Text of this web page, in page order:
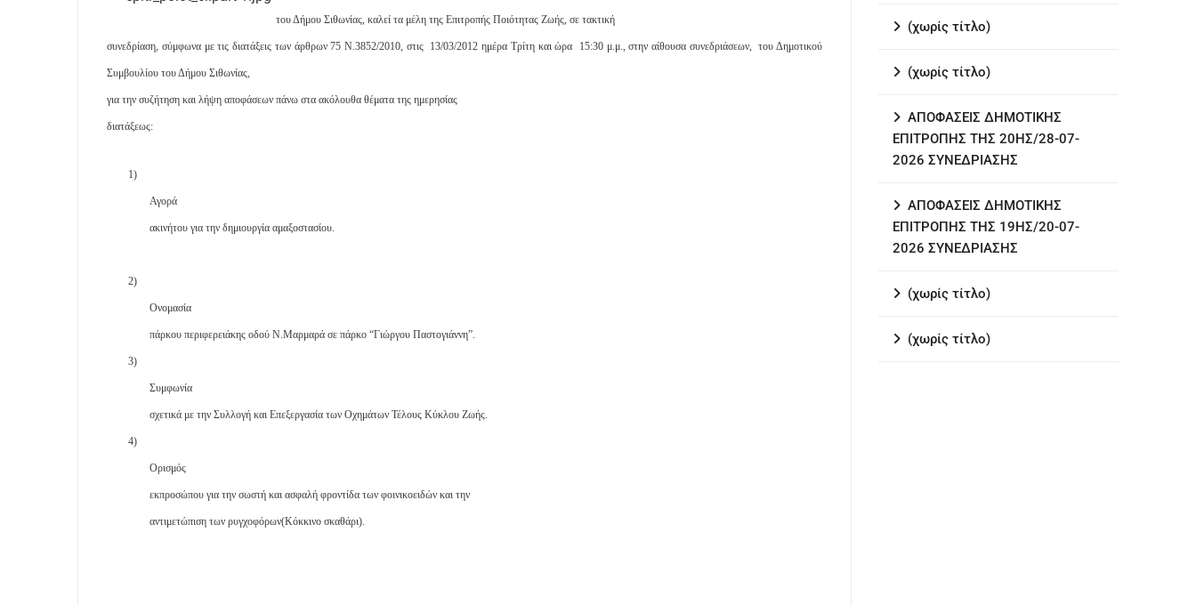
του Δήμου Σιθωνίας, καλεί τα μέλη της Επιτροπής Ποιότητας Ζωής, σε τακτική
συνεδρίαση, σύμφωνα με τις διατάξεις των άρθρων 75 Ν.3852/2010, στις 13/03/2012 ημέρα Τρίτη και ώρα 15:30 μ.μ., στην αίθουσα συνεδριάσεων, του Δημοτικού
Συμβουλίου του Δήμου Σιθωνίας,
για την συζήτηση και λήψη αποφάσεων πάνω στα ακόλουθα θέματα της ημερησίας
διατάξεως:
1)
Αγορά
ακινήτου για την δημιουργία αμαξοστασίου.
2)
Ονομασία
πάρκου περιφερειάκης οδού Ν.Μαρμαρά σε πάρκο “Γιώργου Παστογιάννη”.
3)
Συμφωνία
σχετικά με την Συλλογή και Επεξεργασία των Οχημάτων Τέλους Κύκλου Ζωής.
4)
Ορισμός
εκπροσώπου για την σωστή και ασφαλή φροντίδα των φοινικοειδών και την
αντιμετώπιση των ρυγχοφόρων(Κόκκινο σκαθάρι).
(χωρίς τίτλο)
(χωρίς τίτλο)
ΑΠΟΦΑΣΕΙΣ ΔΗΜΟΤΙΚΗΣ
ΕΠΙΤΡΟΠΗΣ ΤΗΣ 20ΗΣ/28-07-
2026 ΣΥΝΕΔΡΙΑΣΗΣ
ΑΠΟΦΑΣΕΙΣ ΔΗΜΟΤΙΚΗΣ
ΕΠΙΤΡΟΠΗΣ ΤΗΣ 19ΗΣ/20-07-
2026 ΣΥΝΕΔΡΙΑΣΗΣ
(χωρίς τίτλο)
(χωρίς τίτλο)